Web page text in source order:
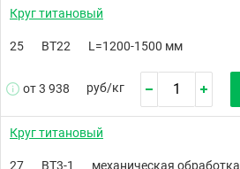
Круг титановый
25 ВТ22 L=1200-1500 мм
от 3 938 руб/кг
Круг титановый
27 ВТ3-1 механическая обработка